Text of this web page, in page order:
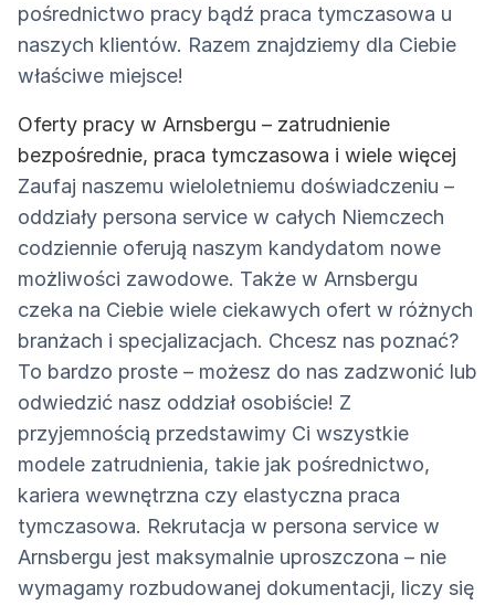
pośrednictwo pracy bądź praca tymczasowa u
naszych klientów. Razem znajdziemy dla Ciebie
właściwe miejsce!
Oferty pracy w Arnsbergu – zatrudnienie
bezpośrednie, praca tymczasowa i wiele więcej
Zaufaj naszemu wieloletniemu doświadczeniu –
oddziały persona service w całych Niemczech
codziennie oferują naszym kandydatom nowe
możliwości zawodowe. Także w Arnsbergu
czeka na Ciebie wiele ciekawych ofert w różnych
branżach i specjalizacjach. Chcesz nas poznać?
To bardzo proste – możesz do nas zadzwonić lub
odwiedzić nasz oddział osobiście! Z
przyjemnością przedstawimy Ci wszystkie
modele zatrudnienia, takie jak pośrednictwo,
kariera wewnętrzna czy elastyczna praca
tymczasowa. Rekrutacja w persona service w
Arnsbergu jest maksymalnie uproszczona – nie
wymagamy rozbudowanej dokumentacji, liczy się